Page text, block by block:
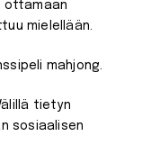
ottamaan
mielellään.
mahjong.
tietyn
sosiaalisen